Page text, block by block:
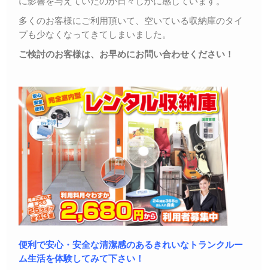
多くのお客様にご利用頂いて、空いている収納庫のタイ
プも少なくなってきてしまいました。
ご検討のお客様は、お早めにお問い合わせください！
便利で安心・安全な清潔感のあるきれいなトランクルー
ム生活を体験してみて下さい！